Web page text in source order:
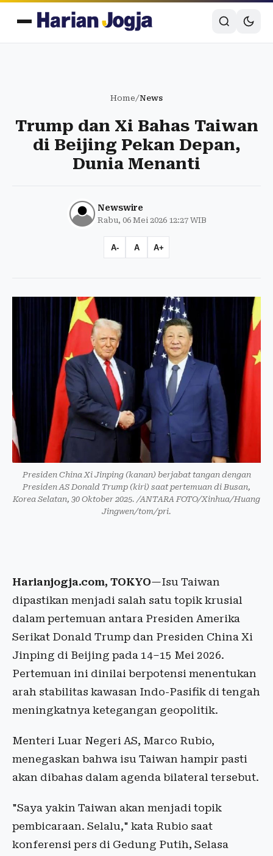
Home/News
Trump dan Xi Bahas Taiwan
di Beijing Pekan Depan,
Dunia Menanti
Newswire
Rabu, 06 Mei 2026 12:27 WIB
A- A A+
Presiden China Xi Jinping (kanan) berjabat tangan dengan
Presiden AS Donald Trump (kiri) saat pertemuan di Busan,
Korea Selatan, 30 Oktober 2025. /ANTARA FOTO/Xinhua/Huang
Jingwen/tom/pri.
Harianjogja.com, TOKYO—Isu Taiwan
dipastikan menjadi salah satu topik krusial
dalam pertemuan antara Presiden Amerika
Serikat Donald Trump dan Presiden China Xi
Jinping di Beijing pada 14–15 Mei 2026.
Pertemuan ini dinilai berpotensi menentukan
arah stabilitas kawasan Indo-Pasifik di tengah
meningkatnya ketegangan geopolitik.
Menteri Luar Negeri AS, Marco Rubio,
menegaskan bahwa isu Taiwan hampir pasti
akan dibahas dalam agenda bilateral tersebut.
"Saya yakin Taiwan akan menjadi topik
pembicaraan. Selalu," kata Rubio saat
konferensi pers di Gedung Putih, Selasa